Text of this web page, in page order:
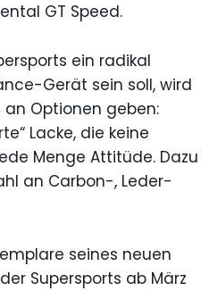
GT Speed.
ein radikal
Gerät sein soll, wird
Optionen geben:
Lacke, die keine
Menge Attitüde. Dazu
an Carbon-, Leder-
seines neuen
Supersports ab März